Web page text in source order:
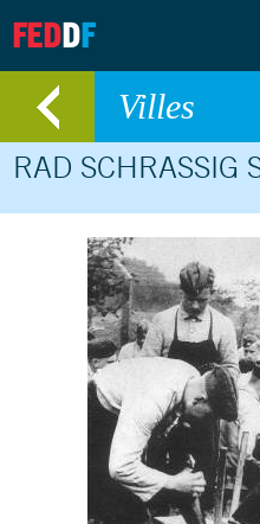
FEDDF
Villes
RAD SCHRASSIG